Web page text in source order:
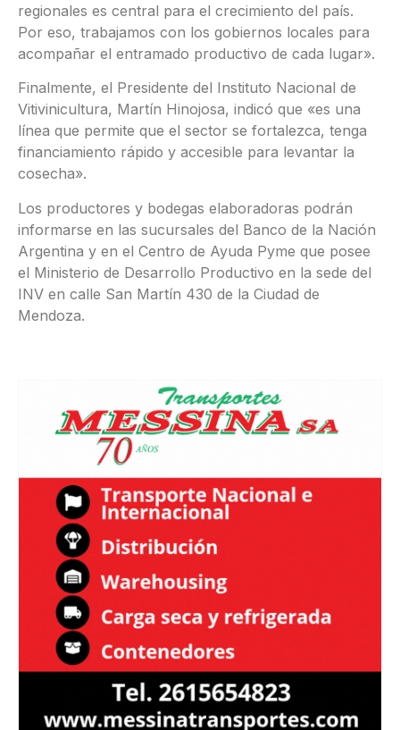
regionales es central para el crecimiento del país.
Por eso, trabajamos con los gobiernos locales para
acompañar el entramado productivo de cada lugar».
Finalmente, el Presidente del Instituto Nacional de
Vitivinicultura, Martín Hinojosa, indicó que «es una
línea que permite que el sector se fortalezca, tenga
financiamiento rápido y accesible para levantar la
cosecha».
Los productores y bodegas elaboradoras podrán
informarse en las sucursales del Banco de la Nación
Argentina y en el Centro de Ayuda Pyme que posee
el Ministerio de Desarrollo Productivo en la sede del
INV en calle San Martín 430 de la Ciudad de
Mendoza.